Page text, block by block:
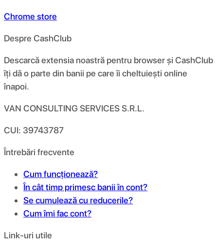
Chrome store
Despre CashClub
Descarcă extensia noastră pentru browser și CashClub
îți dă o parte din banii pe care îi cheltuiești online
înapoi.
VAN CONSULTING SERVICES S.R.L.
CUI: 39743787
Întrebări frecvente
Cum funcționează?
În cât timp primesc banii în cont?
Se cumulează cu reducerile?
Cum îmi fac cont?
Link-uri utile